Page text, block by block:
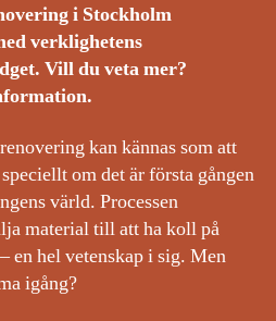
i Stockholm
verklighetens
Vill du veta mer?
kan kännas som att
om det är första gången
värld. Processen
material till att ha koll på
en hel vetenskap i sig. Men
igång?